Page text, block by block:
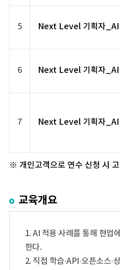
5 Next Level 기획자_AI
6 Next Level 기획자_AI
7 Next Level 기획자_AI
※ 개인고객으로 연수 신청 시
교육개요
1. AI 적용 사례를 통해 현업
한다.
2. 직접 학습·API·오픈소스·